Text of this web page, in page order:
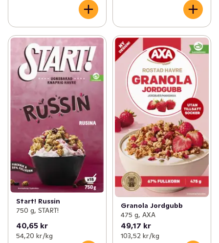
Start! Russin
750 g, START!
40,65 kr
54,20 kr /kg
Granola Jordgubb
475 g, AXA
49,17 kr
103,52 kr /kg